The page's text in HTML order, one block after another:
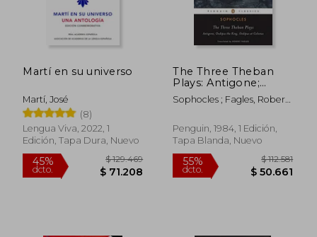
dcto. $ 39.323
45%
dcto.
Martí en su universo
Martí, José
(8)
Lengua Viva, 2022, 1
Edición, Tapa Dura, Nuevo
The Three Theban
Plays: Antigone;
Oedipus the King;
Oedipus at Colonus
Sophocles ; Fagles, Robert ;
Penguin, 1984, 1 Edición,
Tapa Blanda, Nuevo